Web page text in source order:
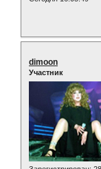
dimoon
Участник